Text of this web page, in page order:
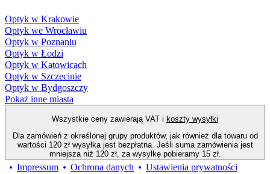
Optyk w Krakowie
Optyk we Wrocławiu
Optyk w Poznaniu
Optyk w Łodzi
Optyk w Katowicach
Optyk w Szczecinie
Optyk w Bydgoszczy
Pokaż inne miasta
Wszystkie ceny zawierają VAT i koszty wysyłki
Dla zamówień z określonej grupy produktów, jak również dla towaru od
wartości 120 zł wysyłka jest bezpłatna. Jeśli suma zamówienia jest
mniejsza niż 120 zł, za wysyłkę pobieramy 15 zł.
Impressum Ochrona danych Ustawienia prywatności